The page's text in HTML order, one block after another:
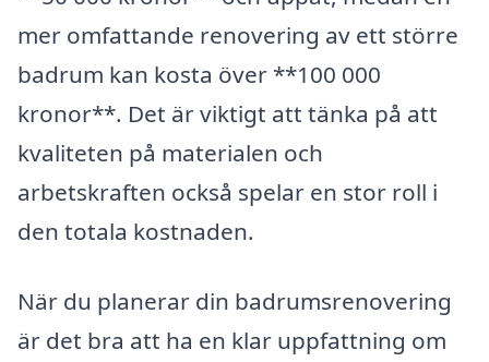
mer omfattande renovering av ett större
badrum kan kosta över **100 000
kronor**. Det är viktigt att tänka på att
kvaliteten på materialen och
arbetskraften också spelar en stor roll i
den totala kostnaden.
När du planerar din badrumsrenovering
är det bra att ha en klar uppfattning om